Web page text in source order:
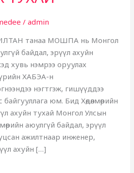
/admin
танаа МОШПА нь Монгол
байдал, эрүүл ахуйн
хувь нэмрээ оруулах
ХАБЭА-н
нэгтгэж, гишүүддээ
байгууллага юм. Бид Хөдөлмөрийн
ахуйн тухай Монгол Улсын
аюулгүй байдал, эрүүл
ажилтнаар инженер,
ахуйн […]